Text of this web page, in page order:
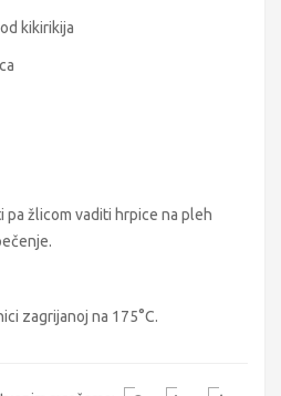
kikirikija
pa žlicom vaditi hrpice na pleh
zagrijanoj na 175°C.